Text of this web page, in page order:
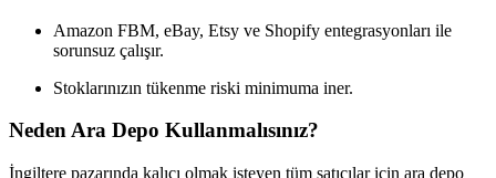
Amazon FBM, eBay, Etsy ve Shopify entegrasyonları ile
sorunsuz çalışır.
Stoklarınızın tükenme riski minimuma iner.
Neden Ara Depo Kullanmalısınız?
İngiltere pazarında kalıcı olmak isteyen tüm satıcılar için ara depo